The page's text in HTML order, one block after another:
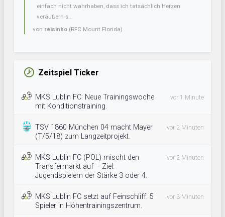
einfach nicht wahrhaben, dass ich tatsächlich Herzen
veräußern s...
von reisinho (RFC Mount Florida)
Zeitspiel Ticker
MKS Lublin FC: Neue Trainingswoche
mit Konditionstraining.
vor 1 Minute
TSV 1860 München 04 macht Mayer
(T/5/18) zum Langzeitprojekt.
vor 2 Minuten
MKS Lublin FC (POL) mischt den
Transfermarkt auf – Ziel:
Jugendspielern der Stärke 3 oder 4.
vor 2 Minuten
MKS Lublin FC setzt auf Feinschliff: 5
Spieler in Höhentrainingszentrum.
vor 3 Minuten